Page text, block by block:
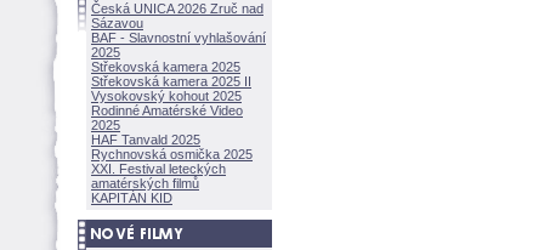
Česká UNICA 2026 Zruč nad
Sázavou
BAF - Slavnostní vyhlašování
2025
Střekovská kamera 2025
Střekovská kamera 2025 II
Vysokovský kohout 2025
Rodinné Amatérské Video
2025
HAF Tanvald 2025
Rychnovská osmička 2025
XXI. Festival leteckých
amatérských filmů
KAPITÁN KID